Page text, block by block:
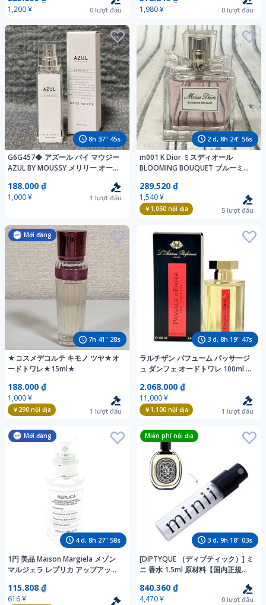
1,200 ¥ 0 lượt đấu 1,980 ¥ 0 lượt đấu
8h 37" 43s
G6G457◆ アズール バイ マウジー
AZUL BY MOUSSY メリリー オード
188.000 ₫
1,000 ¥ 1 lượt đấu
2 d, 8h 24" 54s
m001 K Dior ミスディオール
BLOOMING BOUQUET ブルーミン
グランス
289.520 ₫
1,540 ¥
￥1,060nội địa 5 lượt đấu
7h 41" 26s
Mới đăng
★コスメデコルテ キモノ ツヤ★オ
ードトワレ★15ml★
188.000 ₫
1,000 ¥
￥290nội địa 1 lượt đấu
3 d, 8h 19" 45s
ラルチザン パフューム パッサージ
ュ ダンフェ オードトワレ 100ml ほ
2.068.000 ₫
11,000 ¥
￥1,100nội địa 1 lượt đấu
4d, 8h 27" 56s
Mới đăng
1円 美品 Maison Margiela メゾン
マルジェラ レプリカ アップアット
量多 BO12995AO
115.808 ₫
616 ¥
3 d, 9h 18" 01s
Miễn phí nội địa
[DIPTYQUE （ディプティック）] ミ
ニ 香水 1.5ml 原材料【国内正規品
sz
840.360 ₫
4,470 ¥ 0 lượt đấu